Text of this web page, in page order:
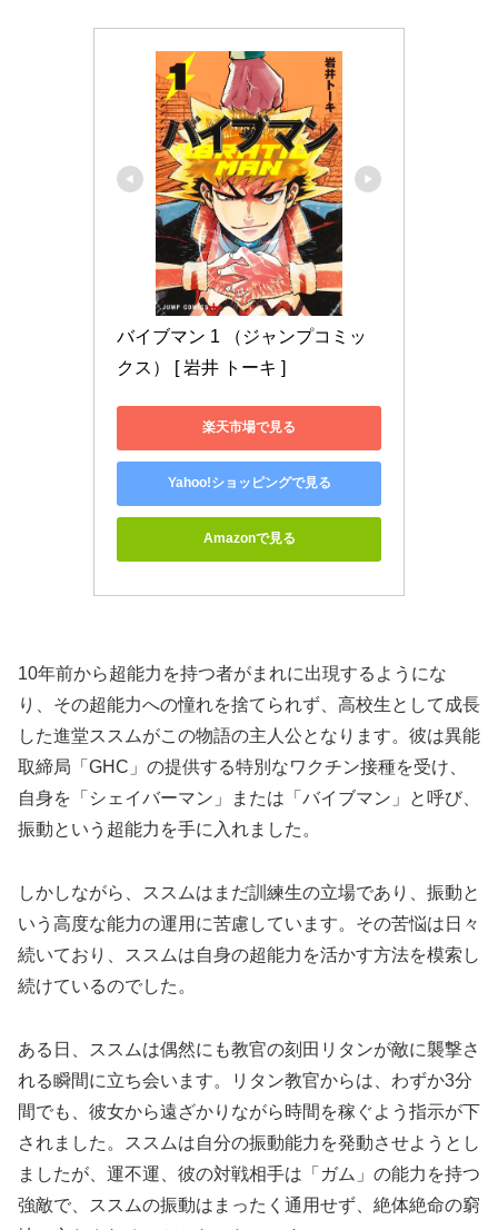
バイブマン 1 （ジャンプコミッ
クス） [ 岩井 トーキ ]
楽天市場で見る
Yahoo!ショッピングで見る
Amazonで見る
10年前から超能力を持つ者がまれに出現するようにな
り、その超能力への憧れを捨てられず、高校生として成長
した進堂ススムがこの物語の主人公となります。彼は異能
取締局「GHC」の提供する特別なワクチン接種を受け、
自身を「シェイバーマン」または「バイブマン」と呼び、
振動という超能力を手に入れました。
しかしながら、ススムはまだ訓練生の立場であり、振動と
いう高度な能力の運用に苦慮しています。その苦悩は日々
続いており、ススムは自身の超能力を活かす方法を模索し
続けているのでした。
ある日、ススムは偶然にも教官の刻田リタンが敵に襲撃さ
れる瞬間に立ち会います。リタン教官からは、わずか3分
間でも、彼女から遠ざかりながら時間を稼ぐよう指示が下
されました。ススムは自分の振動能力を発動させようとし
ましたが、運不運、彼の対戦相手は「ガム」の能力を持つ
強敵で、ススムの振動はまったく通用せず、絶体絶命の窮